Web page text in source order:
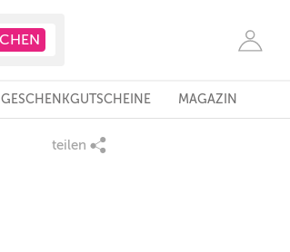
GESCHENKGUTSCHEINE MAGAZIN
teilen